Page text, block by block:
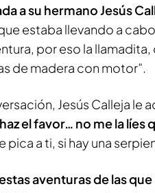
a su hermano Jesús
estaba llevando a
por eso la llamadita,
de madera con motor”.
Jesús Calleja le
el favor… no me la líes
pica a ti, si hay una
aventuras de las